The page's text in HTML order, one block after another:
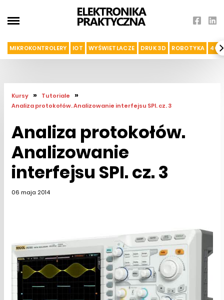
MIKROKONTROLERY IOT WYŚWIETLACZE DRUK 3D ROBOTYKA 4G I
Kursy » Tutoriale »
Analiza protokołów. Analizowanie interfejsu SPI. cz. 3
Analiza protokołów.
Analizowanie
interfejsu SPI. cz. 3
06 maja 2014